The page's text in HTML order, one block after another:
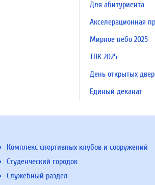
Для абитуриента
Акселерационная
Мирное небо 2025
ТПК 2025
День открытых
Единый деканат
Комплекс спортивных клубов и сооружений
Студенческий городок
Служебный раздел